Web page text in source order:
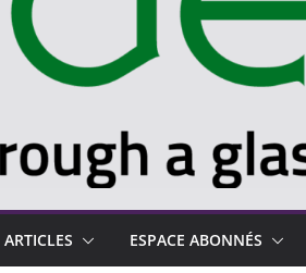
ARTICLES ESPACE ABONNÉS